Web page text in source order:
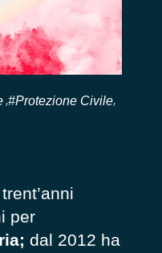
,#Protezione Civile,
per
dal 2012 ha